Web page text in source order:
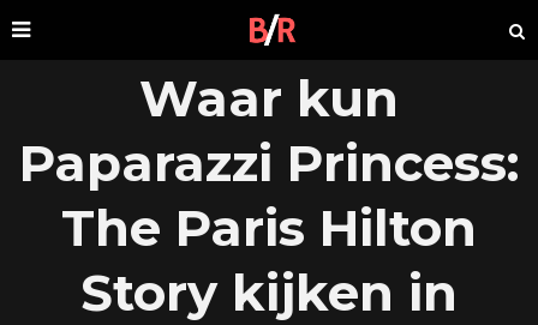
Waar kun
Paparazzi Princess:
The Paris Hilton
Story kijken in